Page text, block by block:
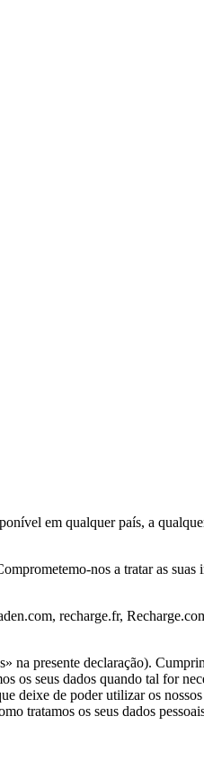
em qualquer país, a
nos a tratar as
recharge.fr,
presente declaração).
os seus dados quando tal for
deixe de poder utilizar os
os seus dados